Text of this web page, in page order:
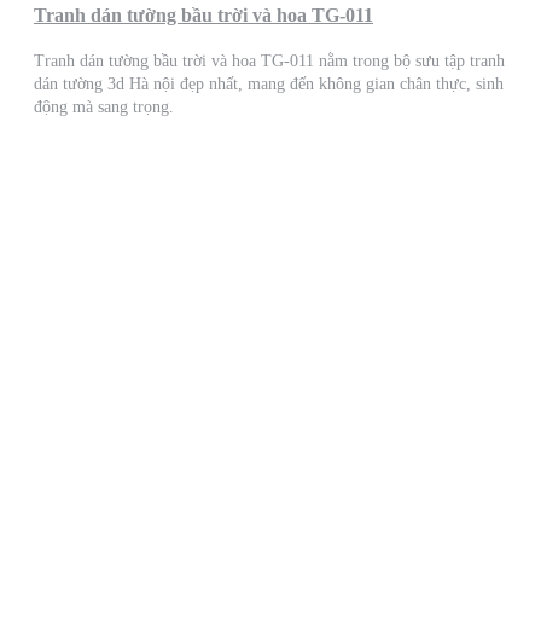
Tranh dán tường bầu trời và hoa TG-011
Tranh dán tường bầu trời và hoa TG-011 nằm trong bộ sưu tập tranh
dán tường 3d Hà nội đẹp nhất, mang đến không gian chân thực, sinh
động mà sang trọng.